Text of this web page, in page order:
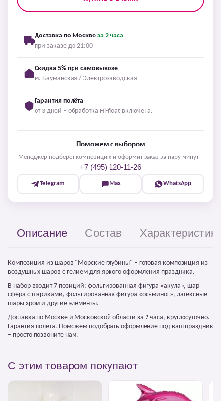
Доставка по Москве за 2 часа
при заказе до 21:00
Скидка 5% при самовывозе
м. Бауманская / Электрозаводская
Гарантия полёта
от 3 дней – обработка Hi-float включена.
Поможем с выбором
Менеджер подберёт композицию и оформит заказ за пару минут –
+7 (495) 120-11-26
Telegram Max WhatsApp
Описание Состав
Композиция из шаров "Морские глубины" – готовая композиция из
воздушных шаров с гелием для яркого оформления праздника.
В набор входит 7 позиций: фольгированная фигура «акула», шар
сфера с шариками, фольгированная фигура «осьминог», латексные
шары хром и другие элементы.
Доставка по Москве и Московской области за 2 часа, круглосуточно.
Гарантия полёта. Поможем подобрать оформление под ваш праздник
– просто позвоните нам.
С этим товаром покупают